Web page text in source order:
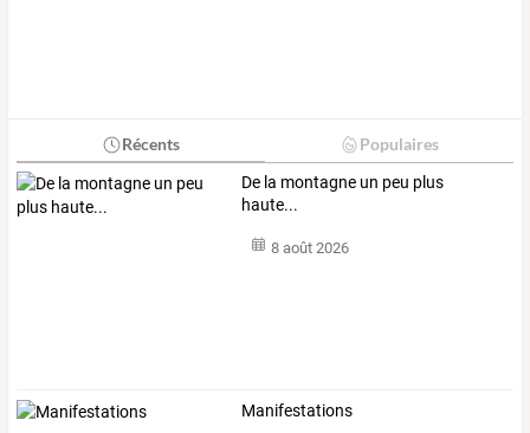
Récents Populaires
De la montagne un peu plus
haute...
8 août 2026
Manifestations